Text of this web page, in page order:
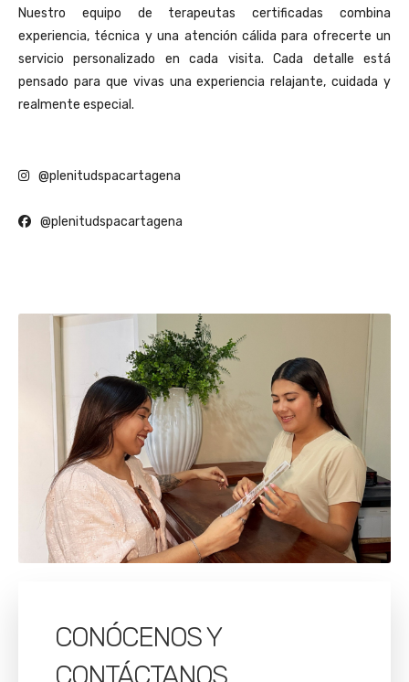
Nuestro equipo de terapeutas certificadas combina
experiencia, técnica y una atención cálida para ofrecerte un
servicio personalizado en cada visita. Cada detalle está
pensado para que vivas una experiencia relajante, cuidada y
realmente especial.
@plenitudspacartagena
@plenitudspacartagena
CONÓCENOS Y
CONTÁCTANOS